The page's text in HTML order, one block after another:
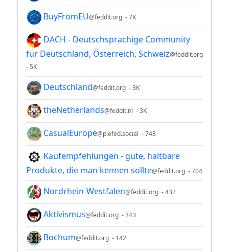
BuyFromEU@feddit.org - 7K
DACH - Deutschsprachige Community
für Deutschland, Österreich, Schweiz@feddit.org
- 5K
Deutschland@feddit.org - 3K
theNetherlands@feddit.nl - 3K
CasualEurope@piefed.social - 748
Kaufempfehlungen - gute, haltbare
Produkte, die man kennen sollte@feddit.org - 704
Nordrhein-Westfalen@feddit.org - 432
Aktivismus@feddit.org - 343
Bochum@feddit.org - 142